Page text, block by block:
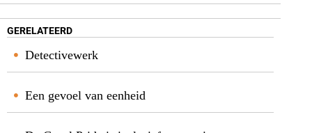
GERELATEERD
Detectivewerk
Een gevoel van eenheid